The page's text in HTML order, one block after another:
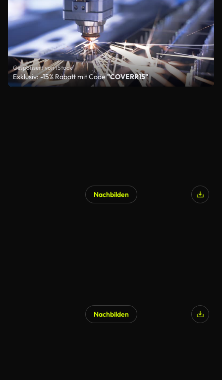
Gesponsert von iStock
Exklusiv: -15% Rabatt mit Code"COVERR15"
Nachbilden
Nachbilden